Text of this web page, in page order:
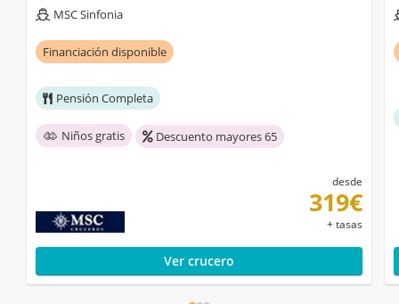
MSC Sinfonia
Financiación disponible
Pensión Completa
Niños gratis Descuento mayores 65
desde
319€
+ tasas
Ver crucero